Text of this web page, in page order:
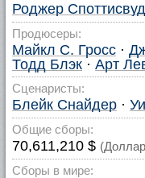
Роджер Споттисвуд
Продюсеры:
Майкл С. Гросс ·
Тодд Блэк · Арт
Сценаристы:
Блейк Снайдер ·
Общие сборы:
70,611,210 $
Сборы в мире: